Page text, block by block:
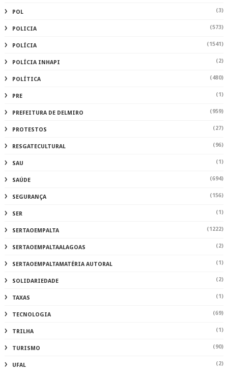
POL (3)
POLICIA (573)
POLÍCIA (1541)
POLÍCIA INHAPI (2)
POLÍTICA (480)
PRE (1)
PREFEITURA DE DELMIRO (959)
PROTESTOS (27)
RESGATECULTURAL (96)
SAU (1)
SAÚDE (694)
SEGURANÇA (156)
SER (1)
SERTAOEMPALTA (1222)
SERTAOEMPALTAALAGOAS (2)
SERTAOEMPALTAMATÉRIA AUTORAL (1)
SOLIDARIEDADE (2)
TAXAS (1)
TECNOLOGIA (69)
TRILHA (1)
TURISMO (90)
UFAL (2)